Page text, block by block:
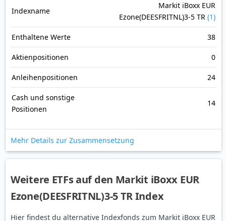
Indexname
Markit iBoxx EUR
Ezone(DEESFRITNL)3-5 TR (1)
Enthaltene Werte 38
Aktienpositionen 0
Anleihenpositionen 24
Cash und sonstige
Positionen
14
Mehr Details zur Zusammensetzung
Weitere ETFs auf den Markit iBoxx EUR
Ezone(DEESFRITNL)3-5 TR Index
Hier findest du alternative Indexfonds zum Markit iBoxx EUR